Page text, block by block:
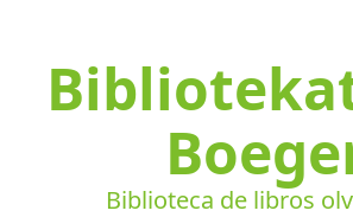
Biblioteca de libros